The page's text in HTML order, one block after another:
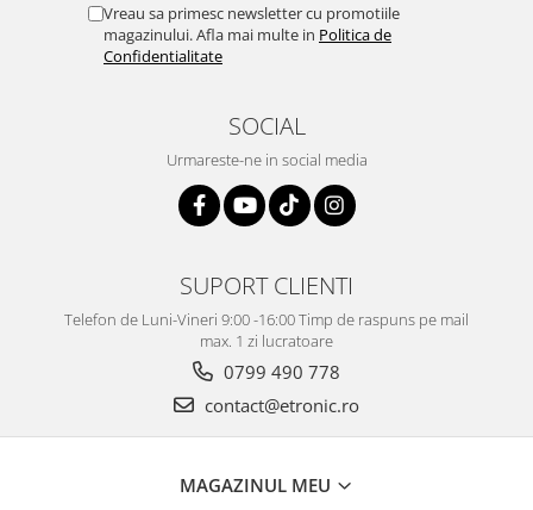
Vreau sa primesc newsletter cu promotiile
magazinului. Afla mai multe in Politica de
Confidentialitate
SOCIAL
Urmareste-ne in social media
SUPORT CLIENTI
Telefon de Luni-Vineri 9:00 -16:00 Timp de raspuns pe mail
max. 1 zi lucratoare
0799 490 778
contact@etronic.ro
MAGAZINUL MEU